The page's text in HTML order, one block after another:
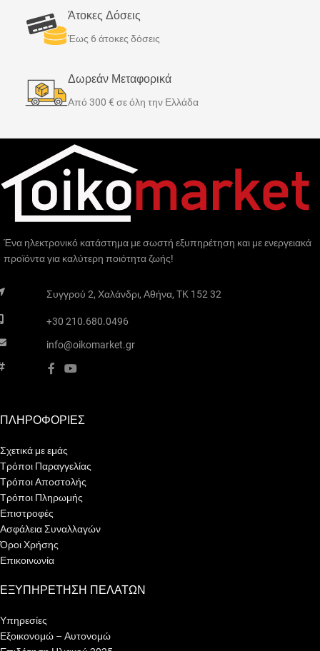
Άτοκες Δόσεις
Έως 6 άτοκες δόσεις
Δωρεάν Μεταφορικά
Από 300 € σε όλη την Ελλάδα
Ένα ηλεκτρονικό κατάστημα με σωστή εξυπηρέτηση και με ενεργειακά
προϊόντα για καλύτερη ποιότητα ζωής!
Συγγρού 2, Χαλάνδρι, Αθήνα, TK 152 32
+30 210.680.0496
info@oikomarket.gr
ΠΛΗΡΟΦΟΡΙΕΣ
Σχετικά με εμάς
Τρόποι Παραγγελίας
Τρόποι Αποστολής
Τρόποι Πληρωμής
Επιστροφές
Ασφάλεια Συναλλαγών
Όροι Χρήσης
Επικοινωνία
ΕΞΥΠΗΡΕΤΗΣΗ ΠΕΛΑΤΩΝ
Υπηρεσίες
Εξοικονομώ – Αυτονομώ